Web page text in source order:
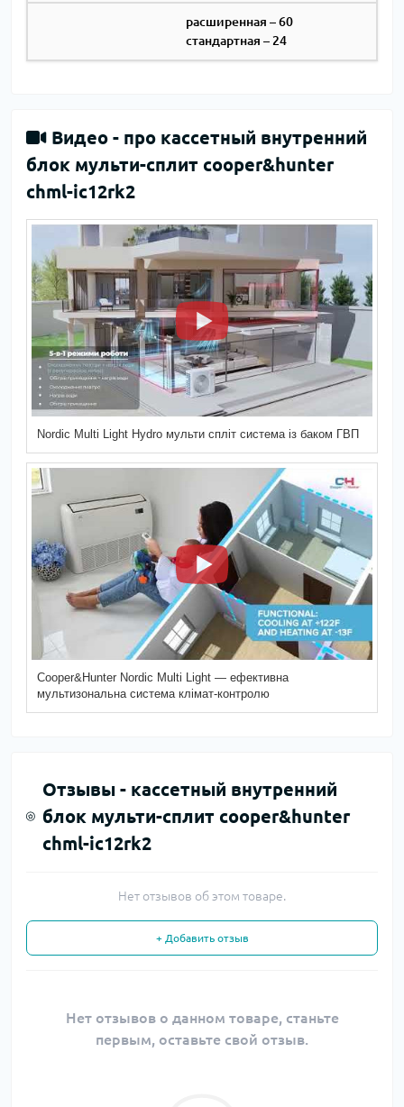
расширенная – 60
стандартная – 24
Видео - про кассетный внутренний
блок мульти-сплит cooper&hunter
chml-ic12rk2
Nordic Multi Light Hydro мульти спліт система із баком ГВП
Cooper&Hunter Nordic Multi Light — ефективна
мультизональна система клімат-контролю
Отзывы - кассетный внутренний
блок мульти-сплит cooper&hunter
chml-ic12rk2
Нет отзывов об этом товаре.
+ Добавить отзыв
Нет отзывов о данном товаре, станьте
первым, оставьте свой отзыв.